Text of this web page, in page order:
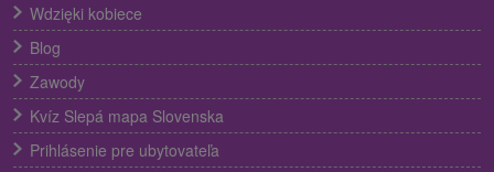
Wdzięki kobiece
Blog
Zawody
Kvíz Slepá mapa Slovenska
Prihlásenie pre ubytovateľa